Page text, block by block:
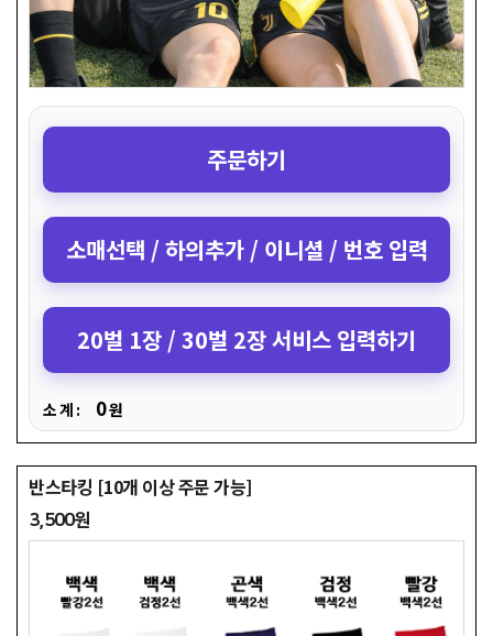
주문하기
소매선택 / 하의추가 / 이니셜 / 번호 입력
20벌 1장 / 30벌 2장 서비스 입력하기
소 계 : 0원
반스타킹 [10개 이상 주문 가능]
3,500원